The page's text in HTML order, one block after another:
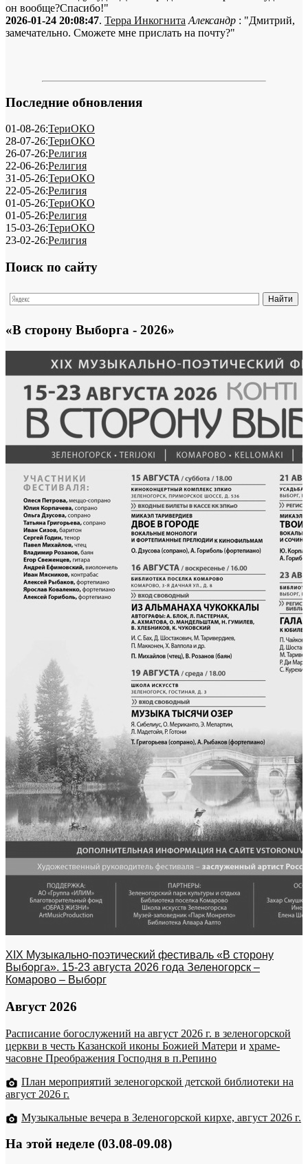
он вообще?Спасибо!"
2026-01-24 20:08:47. Терра Инкогнита Александр : "Дмитрий,
замечательно. Сможете мне прислать на почту?"
Последние обновления
01-08-26:ТериОКО
28-07-26:ТериОКО
26-07-26:Религия
22-06-26:Религия
31-05-26:ТериОКО
22-05-26:Религия
01-05-26:ТериОКО
01-05-26:Религия
15-03-26:ТериОКО
23-02-26:Религия
Поиск по сайту
«В сторону Выборга - 2026»
XIX Музыкально-поэтический фестиваль «В сторону
Выборга». 15-23 августа 2026 года Зеленогорск –
Комарово – Выборг
Август 2026
Расписание богослужений на август 2026 г. в зеленогорской
церкви в честь Казанской иконы Божией Матери и храме-
часовне Преображения Господня в п.Репино
План мероприятий зеленогорской детской библиотеки на
август 2026 г.
Музыкальные вечера в Зеленогорской кирхе, август 2026 г.
На этой неделе (03.08-09.08)